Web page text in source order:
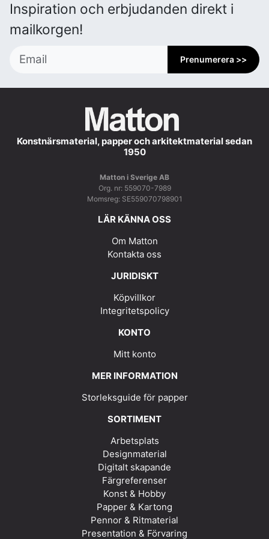
Inspiration och erbjudanden direkt i
mailkorgen!
Prenumerera >>
Konstnärsmaterial, papper och arkitektmaterial sedan
1950
Matton i Sverige AB
Org. nr: 559070-7989
Momsreg: SE559070798901
LÄR KÄNNA OSS
Om Matton
Kontakta oss
JURIDISKT
Köpvillkor
Integritetspolicy
KONTO
Mitt konto
MER INFORMATION
Storleksguide för papper
SORTIMENT
Arbetsplats
Designmaterial
Digitalt skapande
Färgreferenser
Konst & Hobby
Papper & Kartong
Pennor & Ritmaterial
Presentation & Förvaring